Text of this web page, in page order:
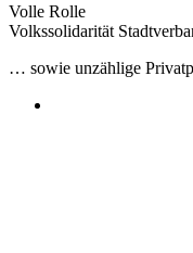
Volle Rolle
Volkssolidarität
… sowie unzählige